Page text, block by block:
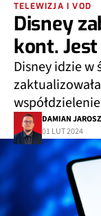
TELEWIZJA I VOD
Disney
kont.
Disney idzie w
DAMIAN
01 LUT 2024